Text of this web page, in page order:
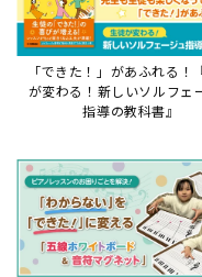
「できた！」があふれる！
が変わる！新しいソルフェ
指導の教科書』